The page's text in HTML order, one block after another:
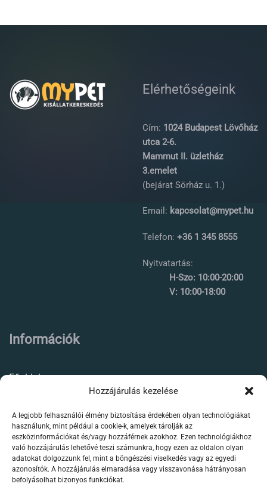
Hozzájárulás kezelése
A legjobb felhasználói élmény biztosítása érdekében olyan technológiákat
használunk, mint például a cookie-k, amelyek tárolják az
eszközinformációkat és/vagy hozzáférnek azokhoz. Ezen technológiákhoz
való hozzájárulás lehetővé teszi számunkra, hogy ezen az oldalon olyan
adatokat dolgozzunk fel, mint a böngészési viselkedés vagy az egyedi
azonosítók. A hozzájárulás elmaradása vagy visszavonása hátrányosan
befolyásolhat bizonyos funkciókat.
Elérhetőségeink
Cím: 1024 Budapest Lövőház
utca 2-6.
Mammut II. üzletház
3.emelet
(bejárat Sörház u. 1.)
Email: kapcsolat@mypet.hu
Telefon: +36 1 345 8555
Nyitvatartás:
H-Szo: 10:00-20:00
V: 10:00-18:00
Információk
Főoldal
Élőállat kereskedés
Forgalmazott termékeink
Szaktanácsadás /